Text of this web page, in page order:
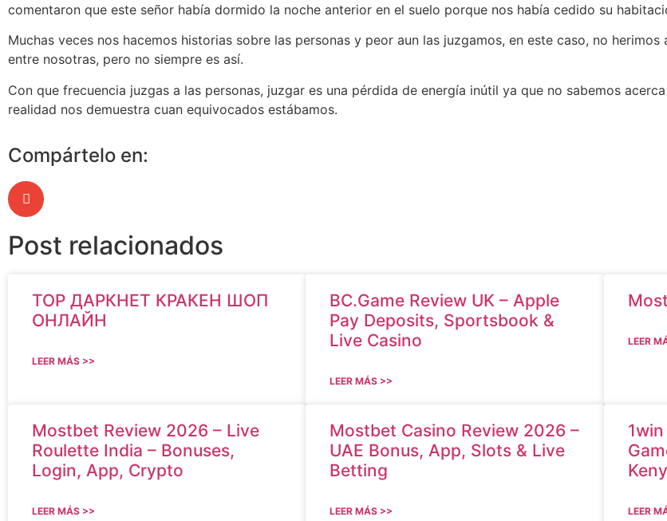
comentaron que este señor había dormido la noche anterior en el suelo porque nos había cedido su
Muchas veces nos hacemos historias sobre las personas y peor aun las juzgamos, en este caso, no
entre nosotras, pero no siempre es así.
Con que frecuencia juzgas a las personas, juzgar es una pérdida de energía inútil ya que no sabemos
realidad nos demuestra cuan equivocados estábamos.
Compártelo en:
Post relacionados
ТОР ДАРКНЕТ КРАКЕН ШОП
ОНЛАЙН
LEER MÁS >>
BC.Game Review UK – Apple
Pay Deposits, Sportsbook &
Live Casino
LEER MÁS >>
LEER
Mostbet Review 2026 – Live
Roulette India – Bonuses,
Login, App, Crypto
LEER MÁS >>
Mostbet Casino Review 2026 –
UAE Bonus, App, Slots & Live
Betting
LEER MÁS >> LEER